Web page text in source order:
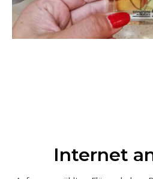
Internet